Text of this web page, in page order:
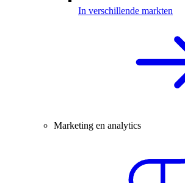
In verschillende markten
Marketing en analytics